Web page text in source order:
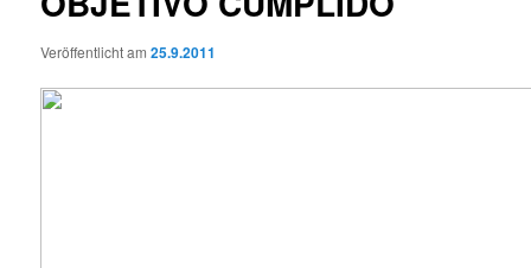
Veröffentlicht am25.9.2011